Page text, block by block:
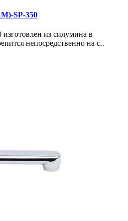
SP-350
из силумина в
непосредственно на с..